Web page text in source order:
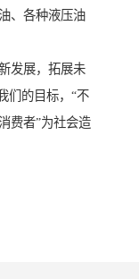
、各种液压油
发展，拓展未
们的目标，“不
费者”为社会造